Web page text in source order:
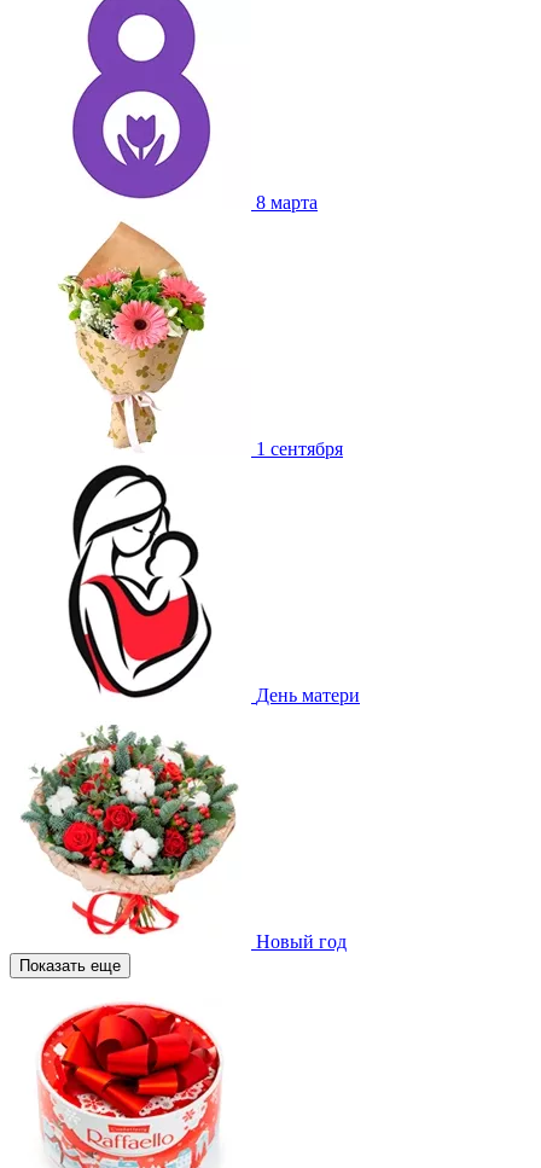
8 марта
1 сентября
День матери
Новый год
Показать еще